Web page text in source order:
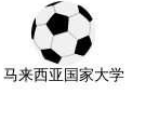
马来西亚国家大学